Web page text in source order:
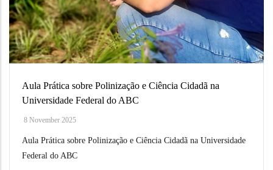
Aula Prática sobre Polinização e Ciência Cidadã na
Universidade Federal do ABC
8 November 2025
Aula Prática sobre Polinização e Ciência Cidadã na Universidade
Federal do ABC